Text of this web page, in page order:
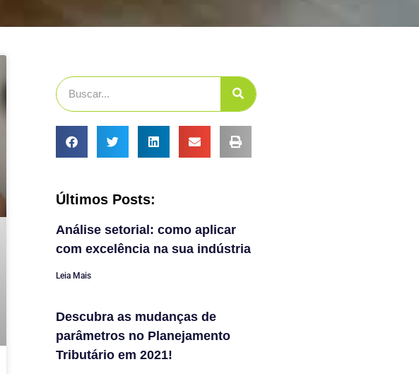
Últimos Posts:
Análise setorial: como aplicar
com excelência na sua indústria
Leia Mais
Descubra as mudanças de
parâmetros no Planejamento
Tributário em 2021!